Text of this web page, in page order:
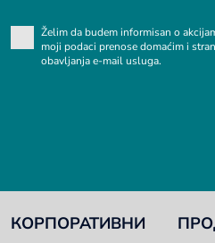
Želim da budem informisan o
moji podaci prenose domaćim i
obavljanja e-mail usluga.
КОРПОРАТИВНИ